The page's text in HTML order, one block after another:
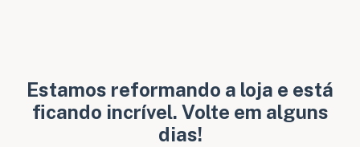
Estamos reformando a loja e está
ficando incrível. Volte em alguns
dias!